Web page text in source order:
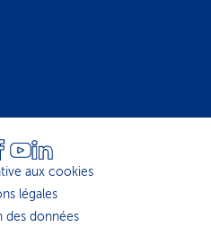
aux cookies
légales
des données